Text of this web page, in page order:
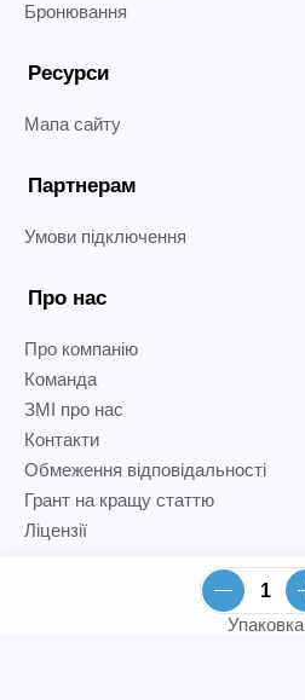
Упаковка
Бронювання
Ресурси
Мапа сайту
Партнерам
Умови підключення
Про нас
Про компанію
Команда
ЗМІ про нас
Контакти
Обмеження відповідальності
Грант на кращу статтю
Ліцензії